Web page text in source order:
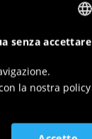
ITALIAN
GERMAN
la nostra policy
senza accettare